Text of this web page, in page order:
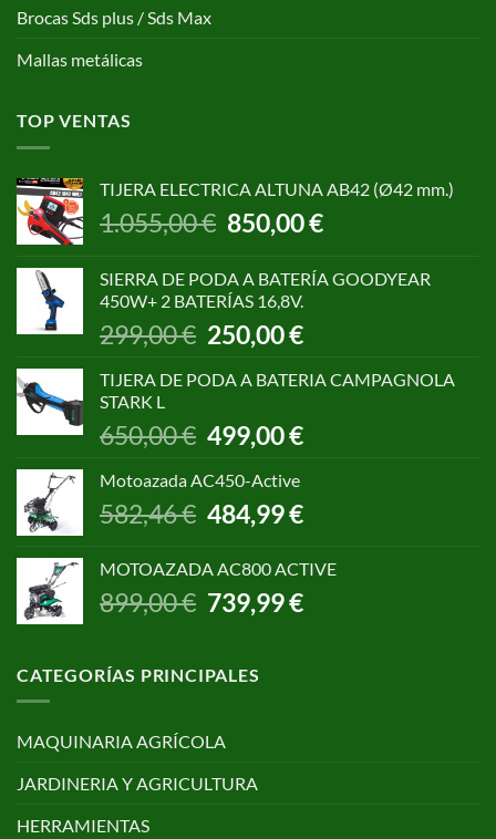
Brocas Sds plus / Sds Max
Mallas metálicas
TOP VENTAS
TIJERA ELECTRICA ALTUNA AB42 (Ø42 mm.)
1.055,00€ El
precio
era:
1.055,00 €.
850,00€El
precio
es:
SIERRA DE PODA A BATERÍA GOODYEAR
450W+ 2 BATERÍAS 16,8V.
299,00€ El
precio
original
299,00 €.
250,00€El
precio
actual
250,00 €.
TIJERA DE PODA A BATERIA CAMPAGNOLA
STARK L
650,00€
El
precio
original
650,00 €.
499,00€El
precio
499,00 €.
Motoazada AC450-Active
582,46€
El
precio
era:
582,46 €.
484,99€El
precio
es:
484,99 €.
MOTOAZADA AC800 ACTIVE
899,00€ El
precio
era:
899,00 €.
739,99€El
precio
CATEGORÍAS PRINCIPALES
MAQUINARIA AGRÍCOLA
JARDINERIA Y AGRICULTURA
HERRAMIENTAS